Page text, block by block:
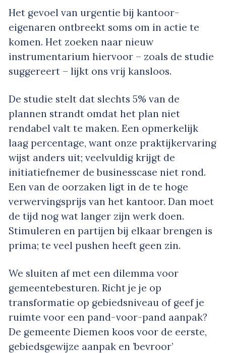
Het gevoel van urgentie bij kantoor-
eigenaren ontbreekt soms om in actie te
komen. Het zoeken naar nieuw
instrumentarium hiervoor – zoals de studie
suggereert – lijkt ons vrij kansloos.
De studie stelt dat slechts 5% van de
plannen strandt omdat het plan niet
rendabel valt te maken. Een opmerkelijk
laag percentage, want onze praktijkervaring
wijst anders uit; veelvuldig krijgt de
initiatiefnemer de businesscase niet rond.
Een van de oorzaken ligt in de te hoge
verwervingsprijs van het kantoor. Dan moet
de tijd nog wat langer zijn werk doen.
Stimuleren en partijen bij elkaar brengen is
prima; te veel pushen heeft geen zin.
We sluiten af met een dilemma voor
gemeentebesturen. Richt je je op
transformatie op gebiedsniveau of geef je
ruimte voor een pand-voor-pand aanpak?
De gemeente Diemen koos voor de eerste,
gebiedsgewijze aanpak en ’bevroor’